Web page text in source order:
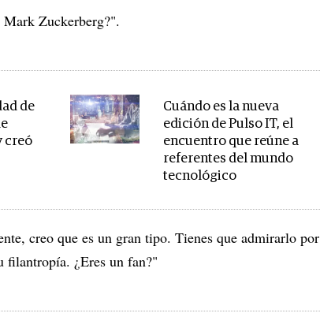
Zuckerberg?".
de
creó
Cuándo es la nueva
edición de Pulso IT, el
encuentro que reúne a
referentes del mundo
tecnológico
creo que es un gran tipo. Tienes que admirarlo por
filantropía. ¿Eres un fan?"